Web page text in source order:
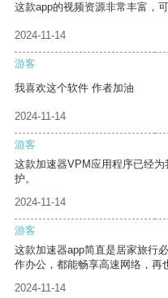
这款app的视频资源非常丰富，
2024-11-14
游客
我喜欢这个软件 作者加油
2024-11-14
游客
这款加速器VPM应用程序已经
护。
2024-11-14
游客
这款加速器app简直是居家旅行
作办公，都能畅享高速网络，再
2024-11-14